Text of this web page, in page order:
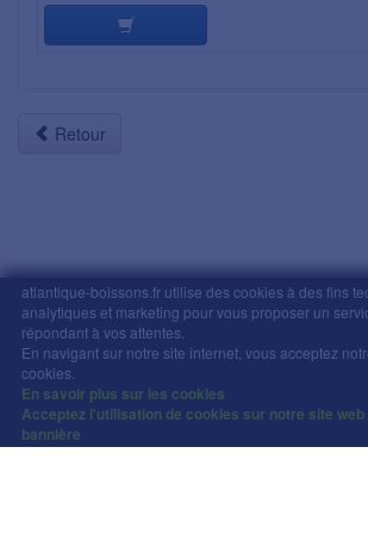
atlantique-boissons.fr utilise des cookies à des fins
analytiques et marketing pour vous proposer un
répondant à vos attentes.
En navigant sur notre site internet, vous acceptez
cookies.
En savoir plus sur les cookies
Acceptez l'utilisation de cookies sur notre site
bannière
Retour
Mentions légales-
Copyright © Atlantique Boissons Nantes /
L'abus d'alcool est dangereux pour la santé,
consommer avec modération.